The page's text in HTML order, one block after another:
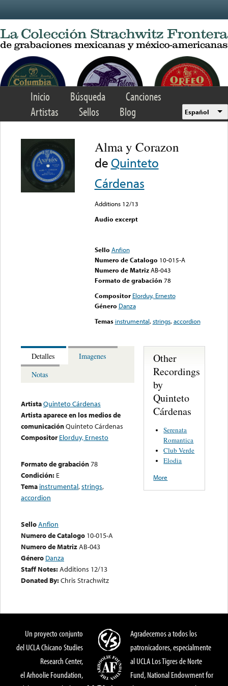
Inicio Búsqueda
Canciones
Artistas
Sellos Blog Español
Alma y Corazon
de Quinteto
Cárdenas
Additions 12/13
Audio excerpt
Sello Anfion
Numero de Catalogo 10-015-A
Numero de Matriz AB-043
Formato de grabación 78
Compositor Elorduy, Ernesto
Género Danza
Temas instrumental,strings,accordion
Detalles
Imagenes
Notas
ArtistaQuinteto Cárdenas
Artista aparece en los medios de
comunicaciónQuinteto Cárdenas
Compositor Elorduy, Ernesto
Formato de grabación78
Condición: E
Tema instrumental,strings,
accordion
SelloAnfion
Numero de Catalogo 10-015-A
Numero de MatrizAB-043
Género Danza
Staff Notes:Additions 12/13
Donated By:Chris Strachwitz
Other
Recordings
by
Quinteto
Cárdenas
Serenata
Romantica
Club Verde
Elodia
More
Un proyecto conjunto
del UCLA Chicano Studies
Research Center,
el Arhoolie Foundation,
Agradecemos a todos los
patronicadores, especialmente
al UCLA Los Tigres de Norte
Fund, National Endowment for